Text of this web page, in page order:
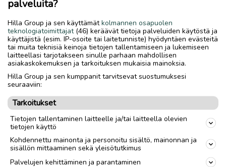
teetättäväksi jos kiinnostuit ota yhteyttä maksun saatuani
lähetän kuvan ilman vesileimaa. 10e per kuva
Toimitus Lähetys
link
Ilmoittaja:ARNHEMKNIGHT
Katso ilmoittajan kaikki ilmoitukset(2)
OTA YHTEYTTÄ ILMOITTAJAAN
palveluita?
Hilla Group ja sen käyttämätkolmannen osapuolen
teknologiatoimittajat(46) keräävät tietoja palveluiden käytöstä ja
käyttäjistä (esim. IP-osoite tai laitetunniste) hyödyntäen evästeitä
tai muita teknisiä keinoja tietojen tallentamiseen ja lukemiseen
laitteellasi tarjotakseen sinulle parhaan mahdollisen
asiakaskokemuksen ja tarkoituksen mukaisia mainoksia.
Hilla Group ja sen kumppanit tarvitsevat suostumuksesi
seuraaviin:
Tarkoitukset
Tietojen tallentaminen laitteelle ja/tai laitteella olevien
tietojen käyttö
Kohdennettu mainonta ja personoitu sisältö, mainonnan ja
sisällön mittaaminen sekä yleisötutkimus
Palvelujen kehittäminen ja parantaminen